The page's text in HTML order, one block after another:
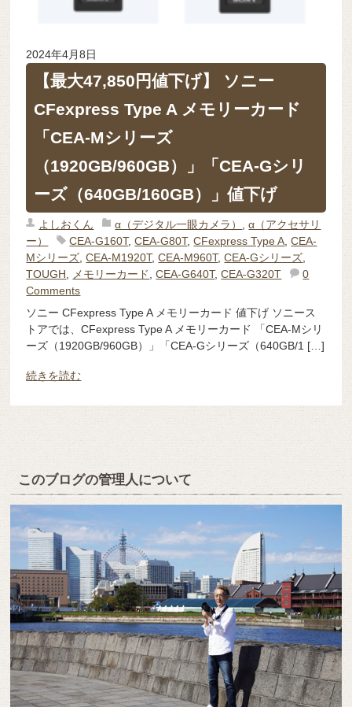
2024年4月8日
【最大47,850円値下げ】 ソニー
CFexpress Type A メモリーカード
「CEA-Mシリーズ
（1920GB/960GB）」「CEA-Gシリ
ーズ（640GB/160GB）」値下げ
よしおくん α（デジタル一眼カメラ） ,α（アクセサリ
ー）
CEA-G160T,CEA-G80T,CFexpress Type A ,CEA-
Mシリーズ ,CEA-M1920T,CEA-M960T,CEA-Gシリーズ
TOUGH
メモリーカード ,CEA-G640T,CEA-G320T
0
Comments
ソニー CFexpress Type A メモリーカード 値下げ ソニース
トアでは、CFexpress Type A メモリーカード 「CEA-Mシリ
ーズ（1920GB/960GB）」「CEA-Gシリーズ（640GB/1 […]
続きを読む
このブログの管理人について